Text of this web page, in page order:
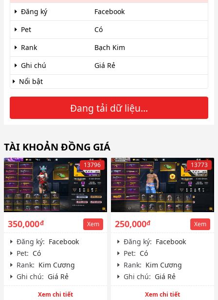
Đăng ký
Facebook
Pet
Có
Rank
Bạch Kim
Ghi chú
Giá Rẻ
Nổi bật
Đang tải dữ liệu...
TÀI KHOẢN ĐỒNG GIÁ
13796
350,000đ Xem
Đăng ký: Facebook
Pet: Có
Rank: Kim Cương
Ghi chú: Giá Rẻ
Xem chi tiết
13773
250,000đ Xem
Đăng ký: Facebook
Pet: Có
Rank: Kim Cương
Ghi chú: Giá Rẻ
Xem chi tiết